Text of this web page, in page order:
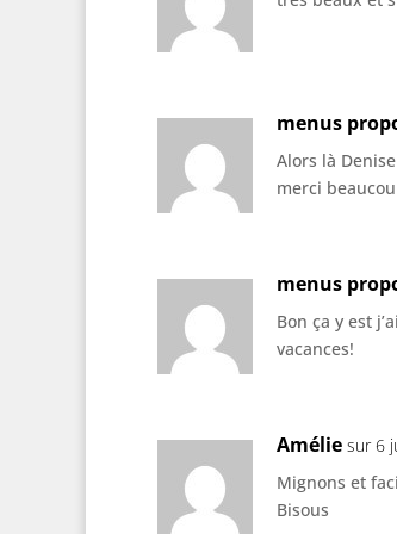
menus
Alors là
merci
menus
Bon ça y est
vacances!
Amélie sur 6
Mignons et
Bisous